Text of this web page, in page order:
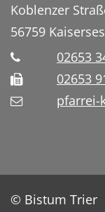
Koblenzer
56759
02653
02653
pfarrei-
© Bistum Trier